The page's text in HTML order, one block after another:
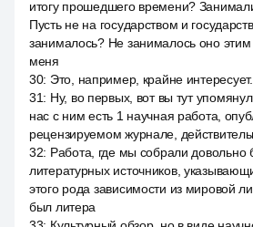
итогу прошедшего времени?
Пусть не на государством и
занималось? Не занималось оно этим
меня
30: Это, например, крайне интересует.
31: Ну, во первых, вот вы тут
нас с ним есть 1 научная работа,
рецензируемом журнале,
32: Работа, где мы собрали довольно
литературных источников,
этого рода зависимости из мировой
был литера